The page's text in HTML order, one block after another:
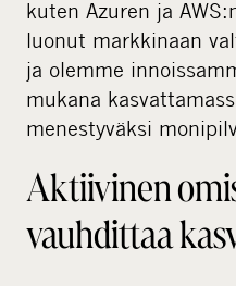
kuten Azuren ja
luonut markkinaan
ja olemme
mukana
menestyväksi
Aktiivinen
vauhdittaa